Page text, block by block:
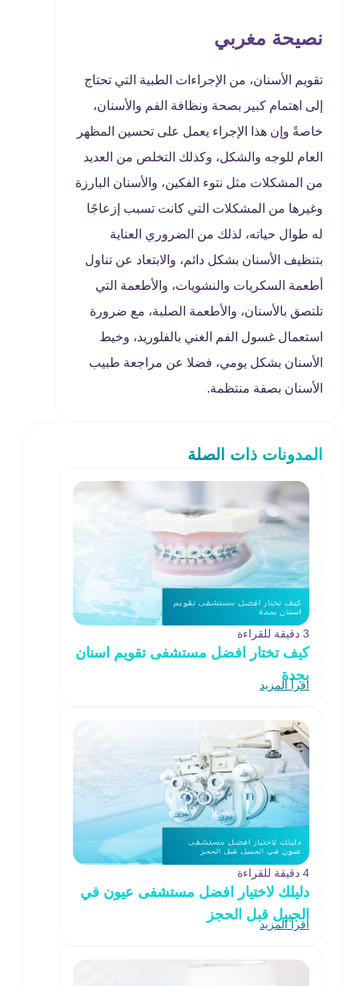
نصيحة مغربي
تقويم الأسنان، من الإجراءات الطبية التي تحتاج
إلى اهتمام كبير بصحة ونظافة الفم والأسنان،
خاصةً وإن هذا الإجراء يعمل على تحسين المظهر
العام للوجه والشكل، وكذلك التخلص من العديد
من المشكلات مثل نتوء الفكين، والأسنان البارزة
وغيرها من المشكلات التي كانت تسبب إزعاجًا
له طوال حياته، لذلك من الضروري العناية
بتنظيف الأسنان بشكل دائم، والابتعاد عن تناول
أطعمة السكريات والنشويات، والأطعمة التي
تلتصق بالأسنان، والأطعمة الصلبة، مع ضرورة
استعمال غسول الفم الغني بالفلوريد، وخيط
الأسنان بشكل يومي، فضلا عن مراجعة طبيب
الأسنان بصفة منتظمة.
المدونات ذات الصلة
3 دقيقة للقراءة
كيف تختار افضل مستشفى تقويم اسنان
بجدة
اقرأ المزيد
4 دقيقة للقراءة
دليلك لاختيار افضل مستشفى عيون في
الجبيل قبل الحجز
اقرأ المزيد